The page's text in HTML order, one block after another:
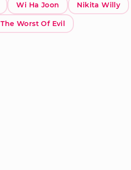
Wi Ha Joon Nikita Willy
The Worst Of Evil